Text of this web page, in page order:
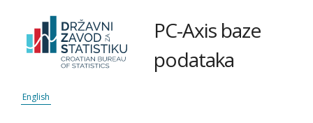
PC-Axis baze
podataka
English